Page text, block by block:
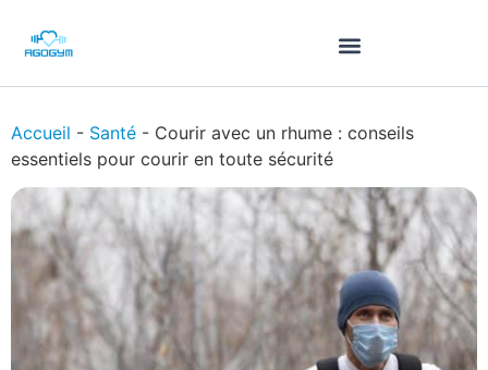
Accueil - Santé - Courir avec un rhume : conseils
essentiels pour courir en toute sécurité